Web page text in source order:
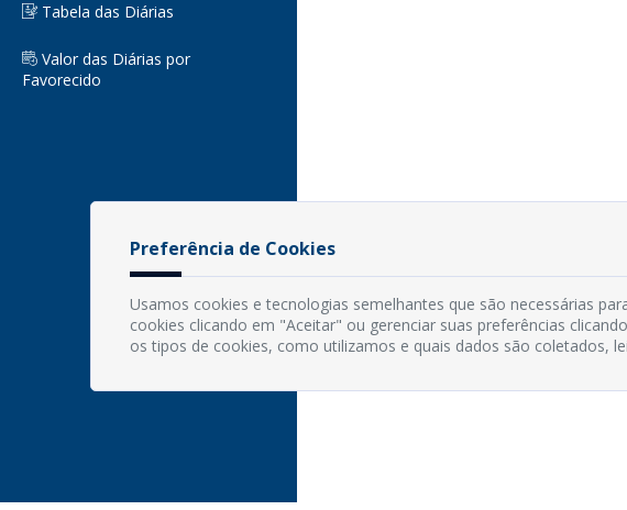
Tabela das Diárias
Valor das Diárias por
Favorecido
Preferência de Cookies
Usamos cookies e tecnologias semelhantes que são necessárias
cookies clicando em "Aceitar" ou gerenciar suas preferências
os tipos de cookies, como utilizamos e quais dados são coletados,